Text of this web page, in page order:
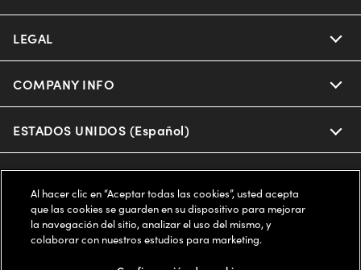
Miu Miu
Prada
Michael Kors
Coach
Eyewear Trends
Our Lenses
Schedule an Eye Exam
Insurance
AARP Members
Help Center
Online Order Status
Frame Advisor
Style Guide
LEGAL
Privacy Policy
Terms of Use
Notice of Financial Incentive
Independent Doctor's Notice
COMPANY INFO
About us
Accessibility
Our Flagship Stores
ESTADOS UNIDOS (Español)
Buy now, pay later with Klarna*, Affirm or Cash App Afterpay.
Learn More
Al hacer clic en “Aceptar todas las cookies”, usted acepta
que las cookies se guarden en su dispositivo para mejorar
la navegación del sitio, analizar el uso del mismo, y
colaborar con nuestros estudios para marketing.